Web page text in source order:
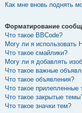
Как мне вновь поднять
Форматирование
Что такое BBCode?
Могу ли я использовать
Что такое смайлики?
Могу ли я добавлять
Что такое важные
Что такое объявления?
Что такое прилепленные
Что такое закрытые
Что такое значки тем?